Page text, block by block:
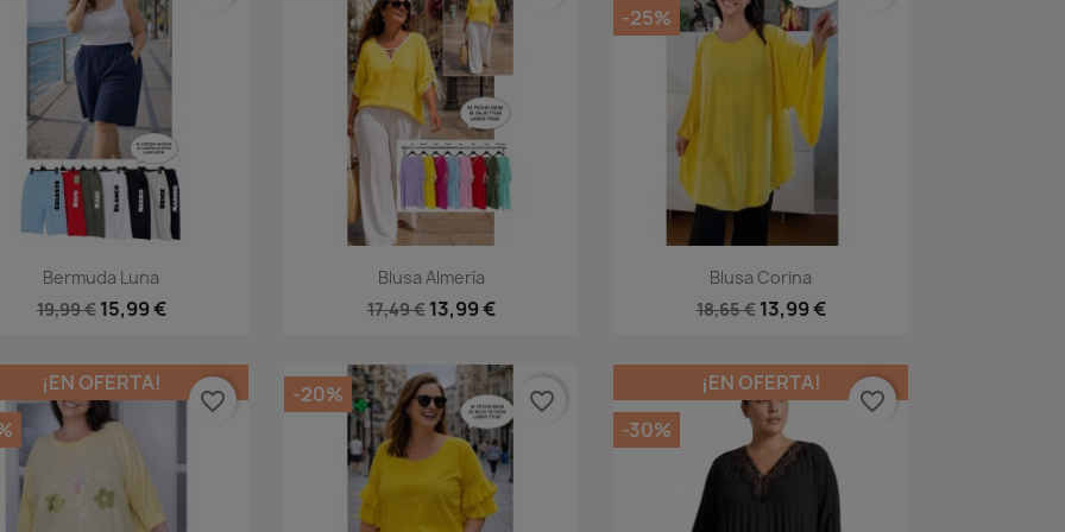
Vista rápida
Bermuda Luna
19,99 € 15,99 €
Vista rápida
Blusa Almería
17,49 € 13,99 €
Vista rápida
Blusa Corina
18,65 € 13,99 €
-25%
¡EN OFERTA!
favorite_border -20% favorite_border
¡EN OFERTA!
-30%
favorite_border